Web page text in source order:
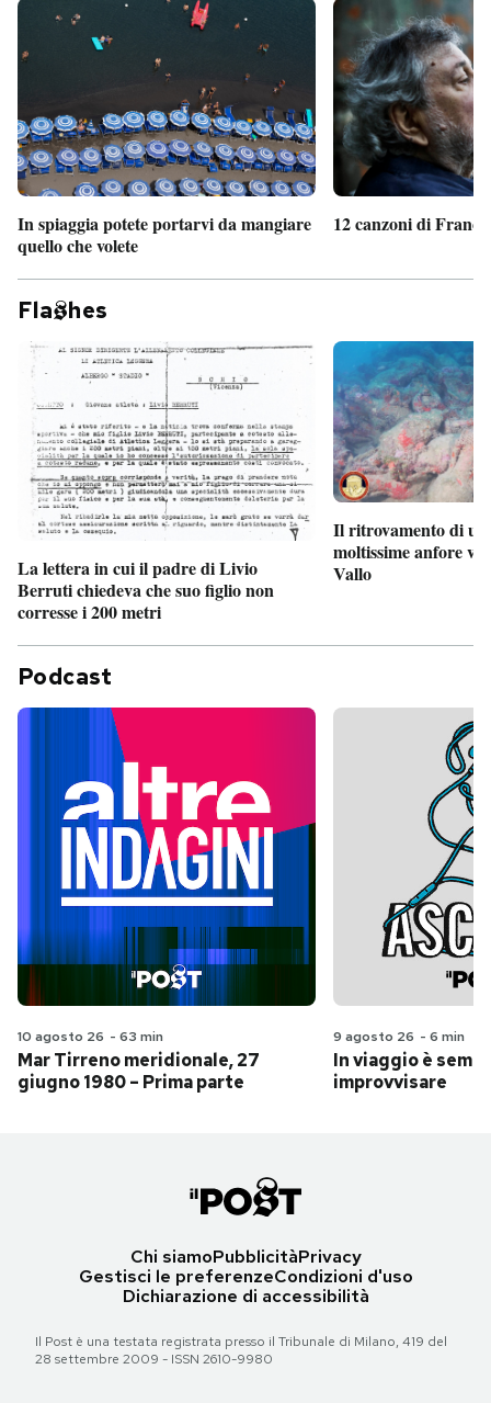
In spiaggia potete portarvi da mangiare
quello che volete
12 canzoni di
Fla hes
La lettera in cui il padre di Livio
Berruti chiedeva che suo figlio non
corresse i 200 metri
Il ritrovamento di
moltissime anfore
Vallo
Podcast
10 agosto 26 - 63 min
Mar Tirreno meridionale, 27
giugno 1980 – Prima parte
9 agosto 26 - 6 min
In viaggio è
improvvisare
Chi siamoPubblicitàPrivacy
Gestisci le preferenzeCondizioni d'uso
Dichiarazione di accessibilità
Il Post è una testata registrata presso il Tribunale di Milano, 419 del
28 settembre 2009 - ISSN 2610-9980